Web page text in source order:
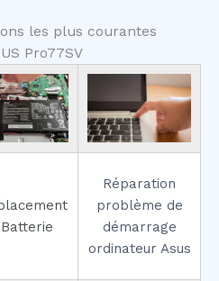
les plus courantes
Pro77SV
Réparation
problème de
démarrage
ordinateur Asus